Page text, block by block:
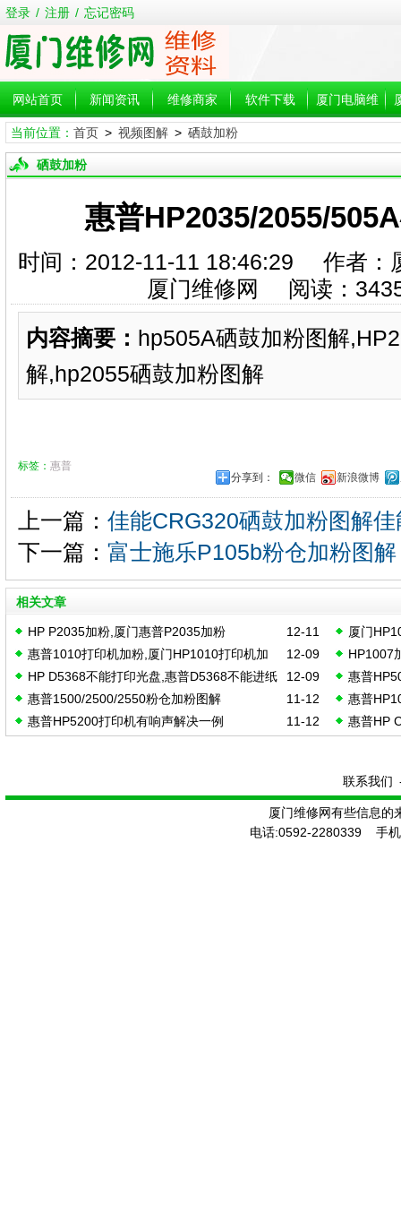
登录 / 注册 / 忘记密码
网站首页 新闻资讯 维修商家 软件下载 厦门电脑维
当前位置： 首页> 视频图解> 硒鼓加粉
硒鼓加粉
惠普HP2035/2055/
时间：2012-11-11 18:46:29 作者
厦门维修网 阅读：
内容摘要： hp505A硒鼓加粉图解
解,hp2055硒鼓加粉
标签： 惠普
分享到：
微信 新浪微博
上一篇： 佳能CRG320硒鼓加粉图解
下一篇： 富士施乐P105b粉仓加粉图解
相关文章
12-11
HP P2035加粉,厦门惠普P2035加粉
厦门
门惠普
12-09
惠普1010打印机加粉,厦门HP1010打印机加
粉,厦门HP1010加粉
HP1007
普1007
12-09
HP D5368不能打印光盘,惠普D5368不能进纸
惠普
11-12
惠普1500/2500/2550粉仓加粉图解
惠普
11-12
惠普HP5200打印机有响声解决一例
惠普HP
联系我们
厦门维修网有些信息的
电话:0592-2280339 手